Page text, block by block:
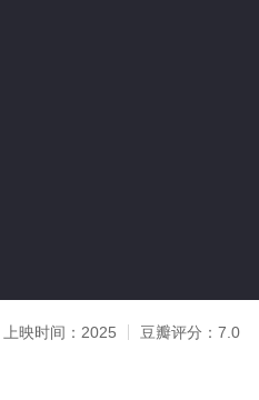
上映时间： 2025 豆瓣评分： 7.0